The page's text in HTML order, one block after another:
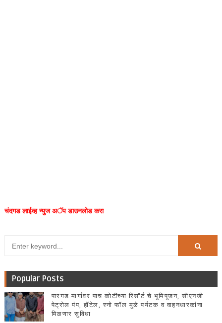
चंदगड लाईव्ह न्युज अॅप डाउनलोड करा
Popular Posts
पारगड मार्गावर पाच कोटींच्या रिसॉर्ट चे भूमिपूजन, सीएनजी
पेट्रोल पंप, हॉटेल, स्नो फॉल मुळे पर्यटक व वाहनधारकांना
मिळणार सुविधा